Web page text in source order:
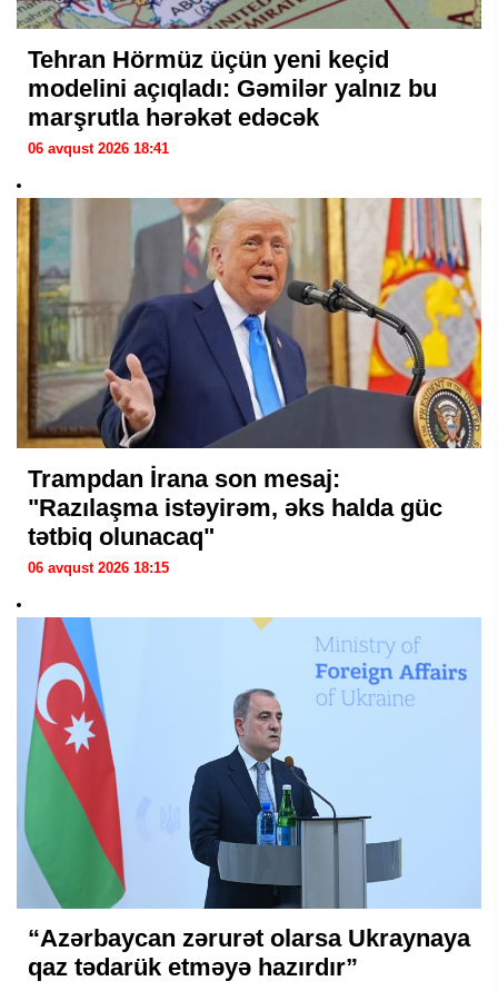
Tehran Hörmüz üçün yeni keçid
modelini açıqladı: Gəmilər yalnız bu
marşrutla hərəkət edəcək
06 avqust 2026 18:41
Trampdan İrana son mesaj:
"Razılaşma istəyirəm, əks halda güc
tətbiq olunacaq"
06 avqust 2026 18:15
“Azərbaycan zərurət olarsa Ukraynaya
qaz tədarük etməyə hazırdır”